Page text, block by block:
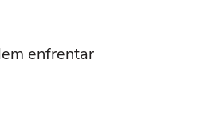
enfrentar